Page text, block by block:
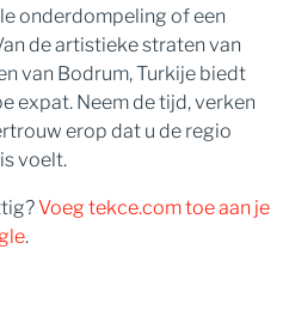
onderdompeling of een
de artistieke straten van
van Bodrum, Turkije biedt
expat. Neem de tijd, verken
erop dat u de regio
voelt.
Voeg tekce.com toe aan je
.